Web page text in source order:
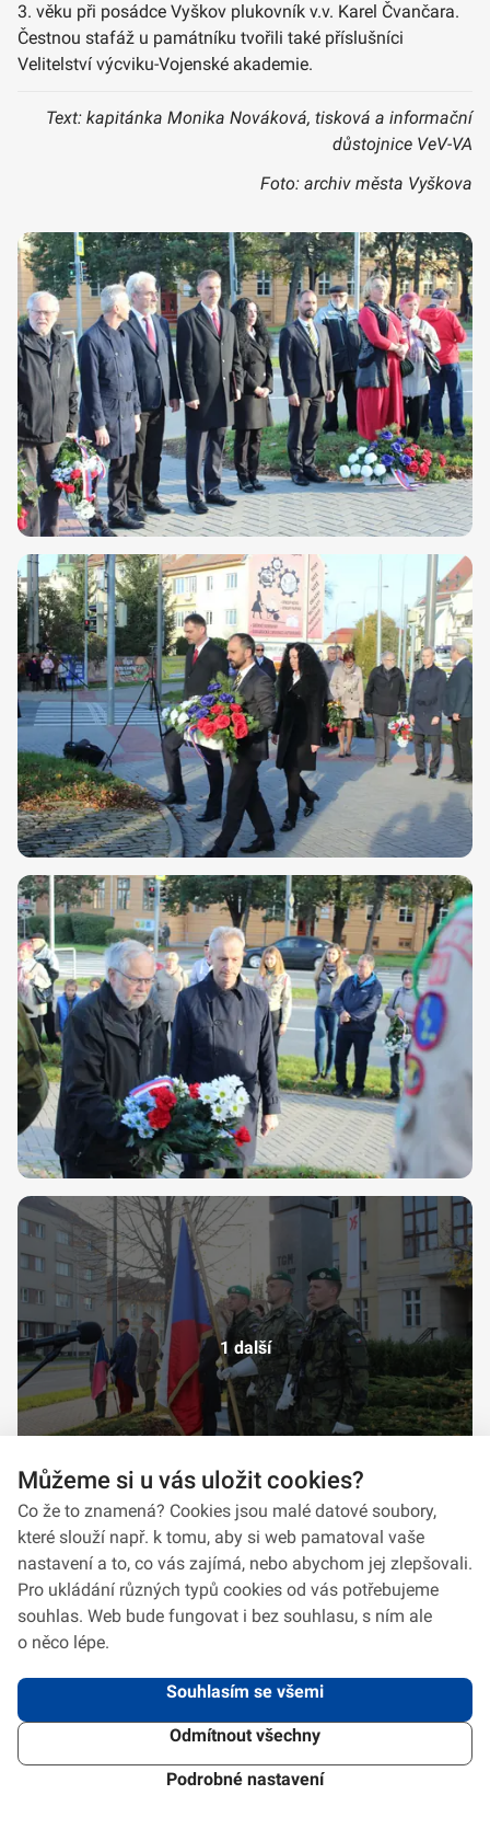
3. věku při posádce Vyškov plukovník v.v. Karel Čvančara.
Čestnou stafáž u památníku tvořili také příslušníci
Velitelství výcviku-Vojenské akademie.
Text: kapitánka Monika Nováková, tisková a informační
důstojnice VeV-VA
Foto: archiv města Vyškova
1 další
2026 © VeV-VA Vyškov • Informace jsou poskytovány v souladu se zákonem
Design Systém 4.6.3
Můžeme si u vás uložit cookies?
Co že to znamená? Cookies jsou malé datové soubory,
které slouží např. k tomu, aby si web pamatoval vaše
nastavení a to, co vás zajímá, nebo abychom jej zlepšovali.
Pro ukládání různých typů cookies od vás potřebujeme
souhlas. Web bude fungovat i bez souhlasu, s ním ale
o něco lépe.
Souhlasím se všemi
Odmítnout všechny
Podrobné nastavení